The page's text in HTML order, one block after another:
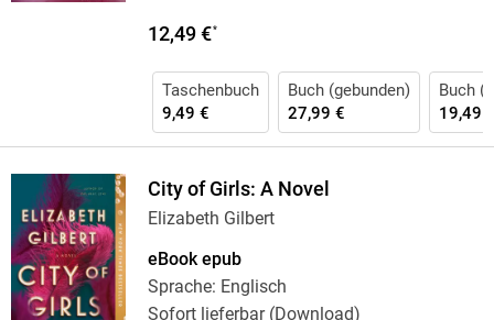
12,49 €*
Taschenbuch
9,49 €
Buch (gebunden)
27,99 €
Buch
19,49
City of Girls: A Novel
Elizabeth Gilbert
eBook epub
Sprache: Englisch
Sofort lieferbar (Download)